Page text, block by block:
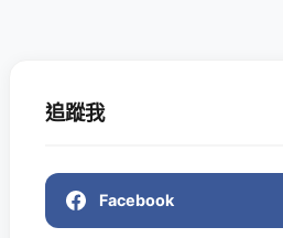
追蹤我
Facebook